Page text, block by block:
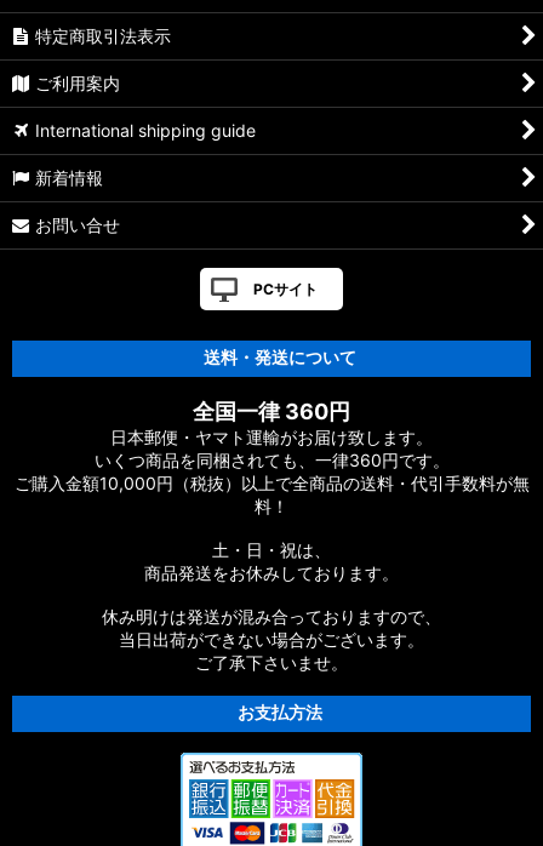
【シマノ】08ステラSW［STELLA SW］対応 カスタムパーツ
【シマノ】01ステラSW［STELLA SW］対応 カスタムパーツ
ーツ
17ヴァンキッシュFW用
FW［VANQUISH］対応 カスタムパーツ
【シマノ】12-13ヴァンキッシュ&リミテッド［VANQUISH］
対応 カスタムパーツ
【シマノ】19ストラディック［STRADIC］対応 カスタムパー
ツ
【シマノ】20ストラディックSW［STRADIC SW］対応 カスタ
【シマノ】18ストラディックSW［STRADIC SW］対応 カスタ
【シマノ】15-16ストラディック［STRADIC］対応 カスタムパ
【シマノ】17サステイン［SUSTAIN］対応 カスタムパーツ
特定商取引法表示
ご利用案内
International shipping guide
新着情報
お問い合せ
PCサイト
送料・発送について
全国一律 360円
日本郵便・ヤマト運輸がお届け致します。
いくつ商品を同梱されても、一律360円です。
ご購入金額10,000円（税抜）以上で全商品の送料・代引手数料が無
料！
土・日・祝は、
商品発送をお休みしております。
休み明けは発送が混み合っておりますので、
当日出荷ができない場合がございます。
ご了承下さいませ。
お支払方法